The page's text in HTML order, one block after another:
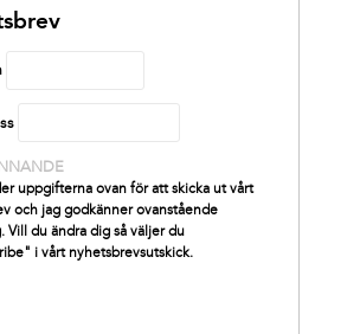
uppgifterna ovan för att skicka ut vårt
och jag godkänner ovanstående
Vill du ändra dig så väljer du
i vårt nyhetsbrevsutskick.